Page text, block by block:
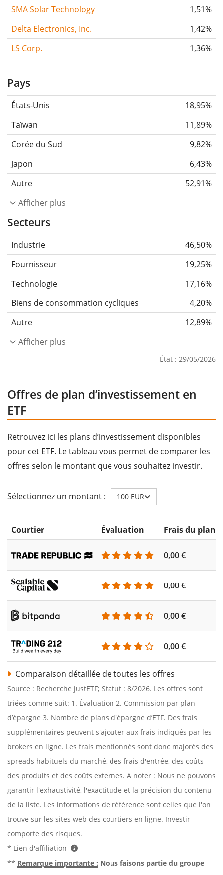
SMA Solar Technology
1,51%
Delta Electronics, Inc.
1,42%
LS Corp.
1,36%
Pays
États-Unis
18,95%
Taïwan
11,89%
Corée du Sud
9,82%
Japon
6,43%
Autre
52,91%
Afficher plus
Secteurs
Industrie
46,50%
Fournisseur
19,25%
Technologie
17,16%
Biens de consommation cycliques
4,20%
Autre
12,89%
Afficher plus
État : 29/05/2026
Offres de plan d’investissement en
ETF
Retrouvez ici les plans d’investissement disponibles
pour cet ETF. Le tableau vous permet de comparer les
offres selon le montant que vous souhaitez investir.
Sélectionnez un montant : 100 EUR
Courtier Évaluation Frais du plan
0,00 €
0,00 €
0,00 €
0,00 €
Comparaison détaillée de toutes les offres
Source : Recherche justETF; Statut : 8/2026. Les offres sont
triées comme suit: 1. Évaluation 2. Commission par plan
d’épargne 3. Nombre de plans d'épargne d’ETF. Des frais
supplémentaires peuvent s'ajouter aux frais indiqués par les
brokers en ligne. Les frais mentionnés sont donc majorés des
spreads habituels du marché, des frais d'entrée, des coûts
des produits et des coûts externes. A noter : Nous ne pouvons
garantir l'exhaustivité, l'exactitude et la précision du contenu
de la liste. Les informations de référence sont celles que l'on
trouve sur les sites web des courtiers en ligne. Investir
comporte des risques.
* Lien d'affiliation
** Remarque importante : Nous faisons partie du groupe